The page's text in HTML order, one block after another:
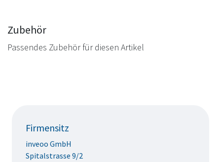
Zubehör
Passendes Zubehör für diesen Artikel
Firmensitz
inveoo GmbH
Spitalstrasse 9/2